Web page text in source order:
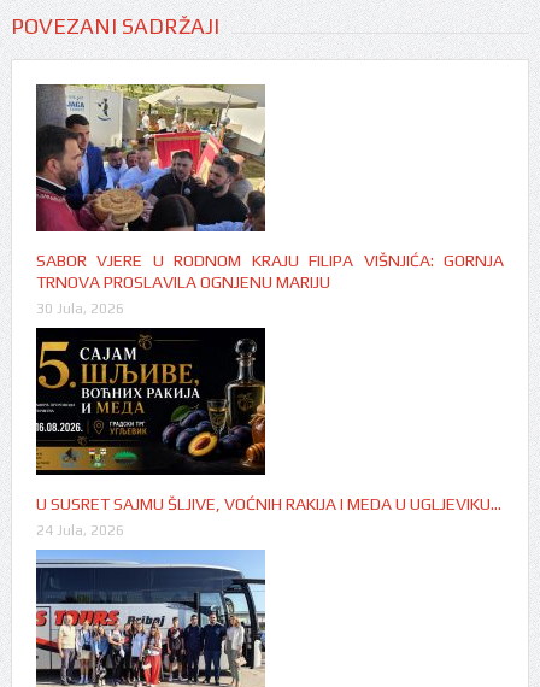
POVEZANI SADRŽAJI
SABOR VJERE U RODNOM KRAJU FILIPA VIŠNJIĆA: GORNJA
TRNOVA PROSLAVILA OGNJENU MARIJU
30 Jula, 2026
U SUSRET SAJMU ŠLJIVE, VOĆNIH RAKIJA I MEDA U UGLJEVIKU…
24 Jula, 2026